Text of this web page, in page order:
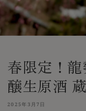
春限定！
醸生原酒
2025年3月7日